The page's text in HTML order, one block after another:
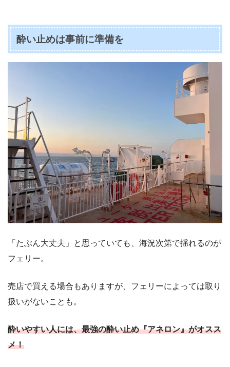
酔い止めは事前に準備を
「たぶん大丈夫」と思っていても、海況次第で揺れるのが
フェリー。
売店で買える場合もありますが、フェリーによっては取り
扱いがないことも。
酔いやすい人には、最強の酔い止め『アネロン』がオスス
メ！